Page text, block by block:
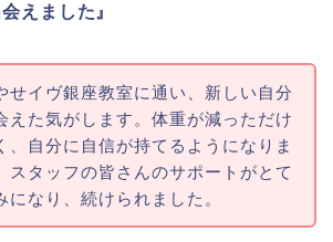
えました』
せイヴ銀座教室に通い、新しい自分
えた気がします。体重が減っただけ
、自分に自信が持てるようになりま
スタッフの皆さんのサポートがとて
になり、続けられました。